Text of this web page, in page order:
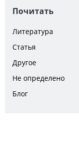
Почитать
Литература
Статья
Другое
Не определено
Блог